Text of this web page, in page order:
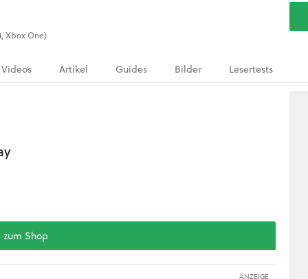
Xbox One)
Videos Artikel Guides Bilder Lesertests
zum Shop
ANZEIGE